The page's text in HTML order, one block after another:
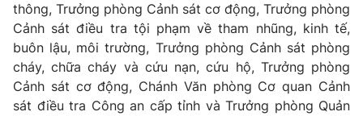
thông, Trưởng phòng Cảnh sát cơ động, Trưởng phòng
Cảnh sát điều tra tội phạm về tham nhũng, kinh tế,
buôn lậu, môi trường, Trưởng phòng Cảnh sát phòng
cháy, chữa cháy và cứu nạn, cứu hộ, Trưởng phòng
Cảnh sát cơ động, Chánh Văn phòng Cơ quan Cảnh
sát điều tra Công an cấp tỉnh và Trưởng phòng Quản